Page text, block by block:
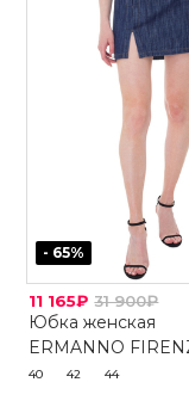
- 65%
11 165₽ 31 900₽
Юбка женская
ERMANNO
40 42 44